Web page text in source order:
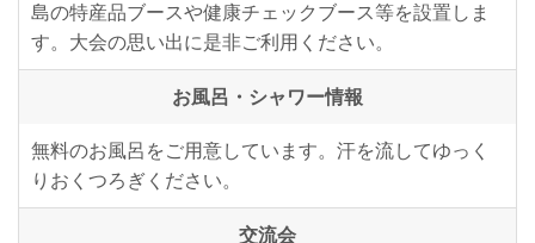
島の特産品ブースや健康チェックブース等を設置しま
す。大会の思い出に是非ご利用ください。
お風呂・シャワー情報
無料のお風呂をご用意しています。汗を流してゆっく
りおくつろぎください。
交流会